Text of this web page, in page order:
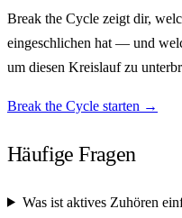
Break the Cycle zeigt dir,
eingeschlichen hat — und
um diesen Kreislauf zu
Break the Cycle starten →
Häufige Fragen
Was ist aktives Zuhören